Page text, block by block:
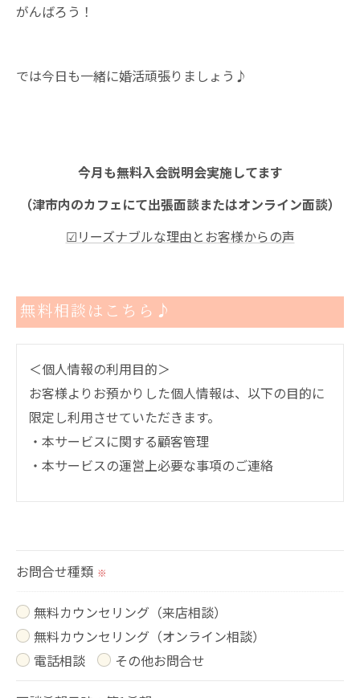
がんばろう！
では今日も一緒に婚活頑張りましょう♪
今月も無料入会説明会実施してます
（津市内のカフェにて出張面談またはオンライン面談）
☑リーズナブルな理由とお客様からの声
無料相談はこちら♪
＜個人情報の利用目的＞
お客様よりお預かりした個人情報は、以下の目的に
限定し利用させていただきます。
・本サービスに関する顧客管理
・本サービスの運営上必要な事項のご連絡
られた場合を除き、
ません。
＜個人情報の委託について＞
お問合せ種類 ※
無料カウンセリング（来店相談）
無料カウンセリング（オンライン相談）
電話相談
その他お問合せ